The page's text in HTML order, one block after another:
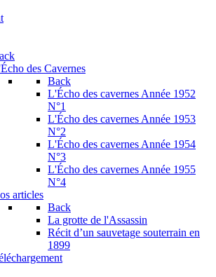
des Cavernes
Back
L'Écho des cavernes Année 1952
N°1
L'Écho des cavernes Année 1953
N°2
L'Écho des cavernes Année 1954
N°3
L'Écho des cavernes Année 1955
N°4
articles
Back
La grotte de l'Assassin
Récit d’un sauvetage souterrain en
1899